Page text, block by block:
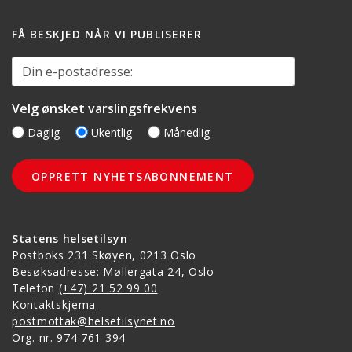
Statens helsetilsyn
Postboks 231 Skøyen, 0213 Oslo
Besøksadresse: Møllergata 24, Oslo
Telefon (+47) 21 52 99 00
Kontaktskjema
postmottak@helsetilsynet.no
Org. nr. 974 761 394
FÅ BESKJED NÅR VI PUBLISERER
Din e-postadresse:
Velg ønsket varslingsfrekvens
Daglig Ukentlig Månedlig